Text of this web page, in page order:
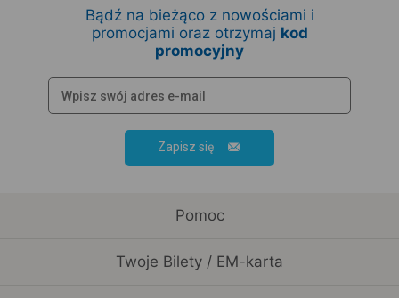
Bądź na bieżąco z nowościami i
promocjami oraz otrzymaj kod
promocyjny
Zapisz się
Pomoc
Twoje Bilety / EM-karta